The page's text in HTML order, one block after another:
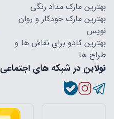
بهترین مارک مداد رنگی
بهترین مارک خودکار و روان
نویس
بهترین کادو برای نقاش ها و
طراح ها
نولاین در شبکه های اجتماعی